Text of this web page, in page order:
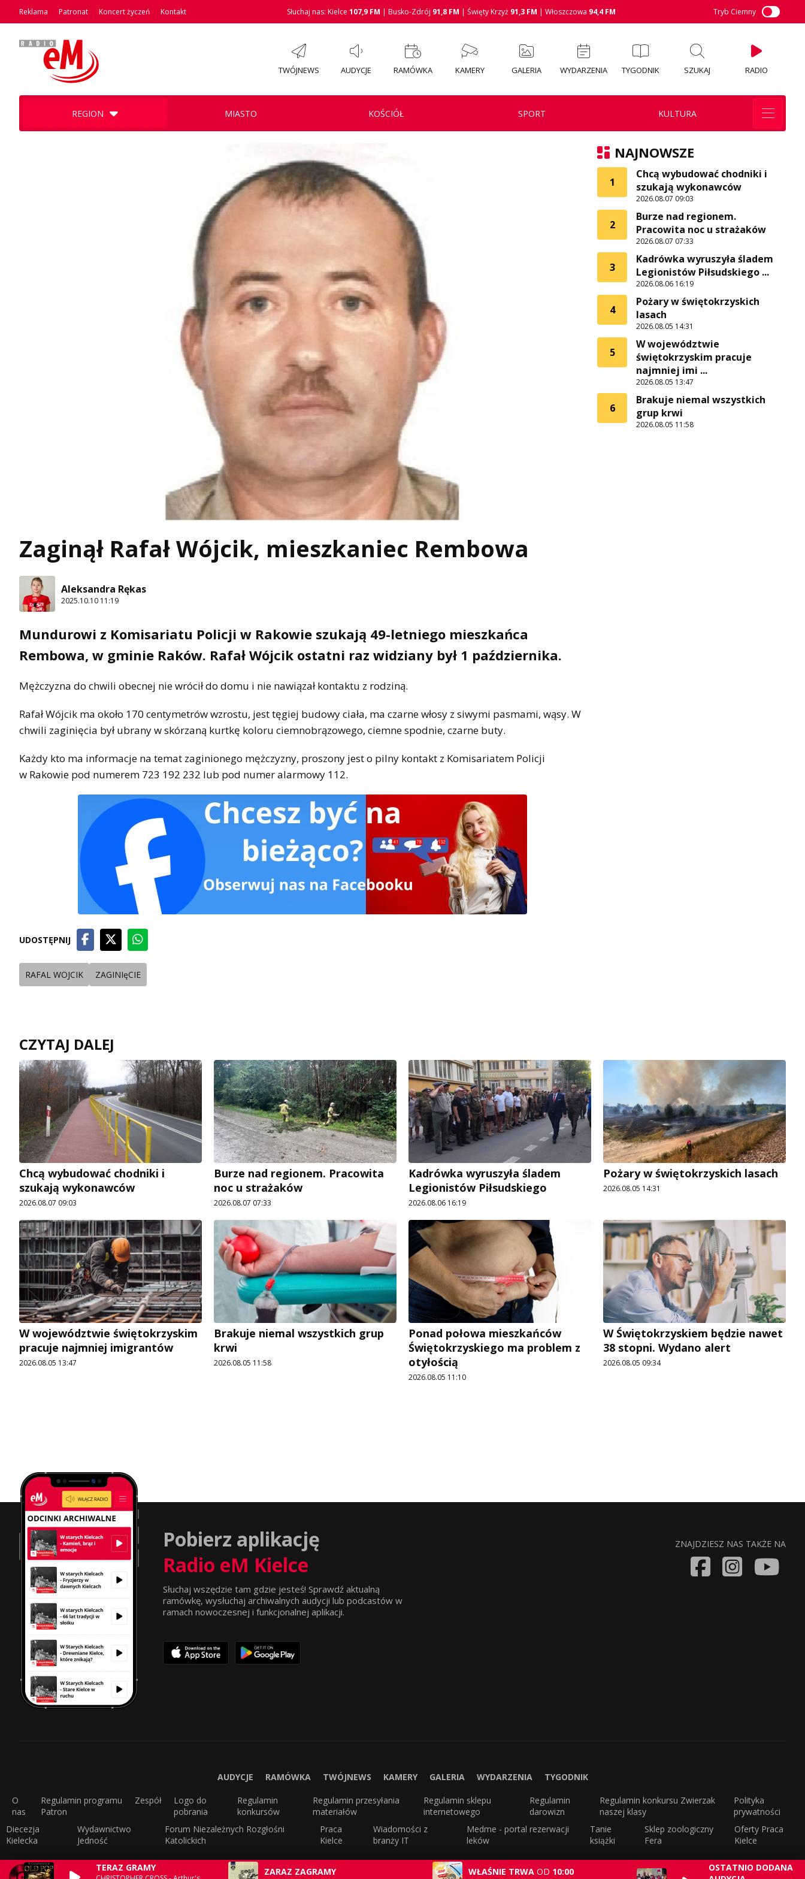
Reklama Patronat Koncert życzeń Kontakt Słuchaj nas: Kielce 107,9 FM | Busko-Zdrój 91,8 FM | Święty Krzyż 91,3 FM | Włoszczowa 94,4 FM Tryb Ciemny
TWÓJNEWS AUDYCJE RAMÓWKA KAMERY GALERIA WYDARZENIA TYGODNIK SZUKAJ RADIO
REGION MIASTO KOŚCIÓŁ SPORT KULTURA
Zaginął Rafał Wójcik, mieszkaniec Rembowa
Aleksandra Rękas
2025.10.10 11:19
Mundurowi z Komisariatu Policji w Rakowie szukają 49-letniego mieszkańca
Rembowa, w gminie Raków. Rafał Wójcik ostatni raz widziany był 1 października.
Mężczyzna do chwili obecnej nie wrócił do domu i nie nawiązał kontaktu z rodziną.
Rafał Wójcik ma około 170 centymetrów wzrostu, jest tęgiej budowy ciała, ma czarne włosy z siwymi pasmami, wąsy. W
chwili zaginięcia był ubrany w skórzaną kurtkę koloru ciemnobrązowego, ciemne spodnie, czarne buty.
Każdy kto ma informacje na temat zaginionego mężczyzny, proszony jest o pilny kontakt z Komisariatem Policji
w Rakowie pod numerem 723 192 232 lub pod numer alarmowy 112.
UDOSTĘPNIJ
RAFAL WOJCIK ZAGINIęCIE
NAJNOWSZE
1
Chcą wybudować chodniki i
szukają wykonawców
2026.08.07 09:03
2
Burze nad regionem.
Pracowita noc u strażaków
2026.08.07 07:33
3
Kadrówka wyruszyła śladem
Legionistów Piłsudskiego ...
2026.08.06 16:19
4
Pożary w świętokrzyskich
lasach
2026.08.05 14:31
5
W województwie
świętokrzyskim pracuje
najmniej imi ...
2026.08.05 13:47
6
Brakuje niemal wszystkich
grup krwi
2026.08.05 11:58
CZYTAJ DALEJ
Chcą wybudować chodniki i
szukają wykonawców
2026.08.07 09:03
Burze nad regionem. Pracowita
noc u strażaków
2026.08.07 07:33
Kadrówka wyruszyła śladem
Legionistów Piłsudskiego
2026.08.06 16:19
Pożary w świętokrzyskich lasach
2026.08.05 14:31
W województwie świętokrzyskim
pracuje najmniej imigrantów
2026.08.05 13:47
Brakuje niemal wszystkich grup
krwi
2026.08.05 11:58
Ponad połowa mieszkańców
Świętokrzyskiego ma problem z
otyłością
2026.08.05 11:10
W Świętokrzyskiem będzie nawet
38 stopni. Wydano alert
2026.08.05 09:34
TERAZ GRAMY ZARAZ ZAGRAMY WŁAŚNIE TRWA OD 10:00
OSTATNIO DODANA
Pobierz aplikację
Radio eM Kielce
Słuchaj wszędzie tam gdzie jesteś! Sprawdź aktualną
ramówkę, wysłuchaj archiwalnych audycji lub podcastów w
ramach nowoczesnej i funkcjonalnej aplikacji.
ZNAJDZIESZ NAS TAKŻE NA
AUDYCJE RAMÓWKA TWÓJNEWS KAMERY GALERIA WYDARZENIA TYGODNIK
O
nas
Regulamin programu
Patron
Zespół
Logo do
pobrania
Regulamin
konkursów
Regulamin przesyłania
materiałów
Regulamin sklepu
internetowego
Regulamin
darowizn
Regulamin konkursu Zwierzak
naszej klasy
Polityka
prywatności
Diecezja
Kielecka
Wydawnictwo
Jedność
Forum Niezależnych Rozgłośni
Katolickich
Praca
Kielce
Wiadomości z
branży IT
Medme - portal rezerwacji
leków
Tanie
książki
Sklep zoologiczny
Fera
Oferty Praca
Kielce